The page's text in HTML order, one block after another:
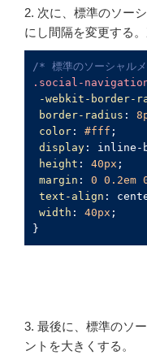
2. 次に、標準のソー
にし間隔を変更する
/* 標準のソーシャル
.social-
-webkit-border-
border-radius :
color : #fff ;
display : inline-
height : 40px ;
margin : 0 0.2em
text-align :
width : 40px ;
3. 最後に、標準のソ
ントを大きくする。